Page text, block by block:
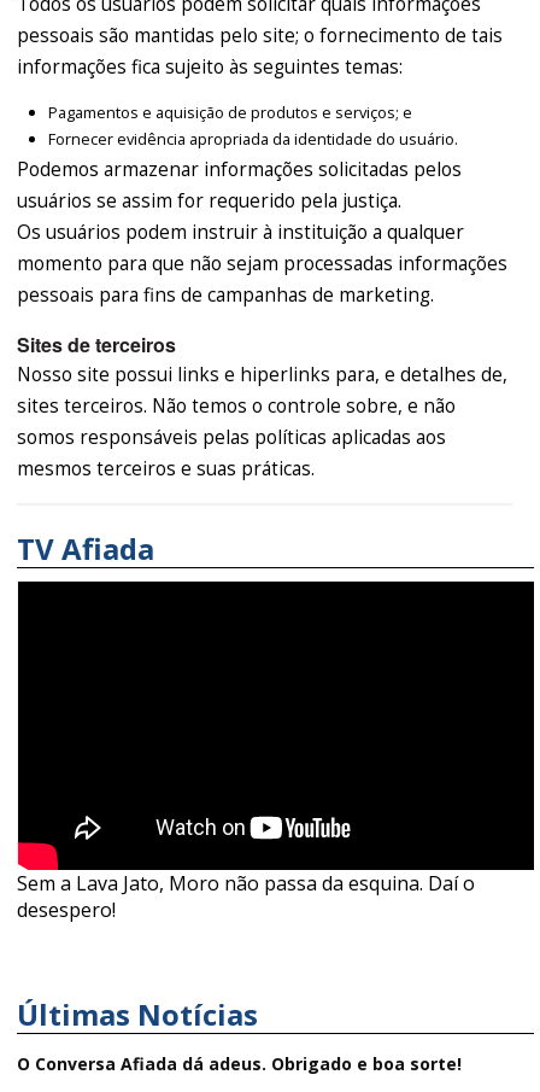
pessoais são mantidas pelo site; o fornecimento de tais
informações fica sujeito às seguintes temas:
Pagamentos e aquisição de produtos e serviços; e
Fornecer evidência apropriada da identidade do usuário.
Podemos armazenar informações solicitadas pelos
usuários se assim for requerido pela justiça.
Os usuários podem instruir à instituição a qualquer
momento para que não sejam processadas informações
pessoais para fins de campanhas de marketing.
Sites de terceiros
Nosso site possui links e hiperlinks para, e detalhes de,
sites terceiros. Não temos o controle sobre, e não
somos responsáveis pelas políticas aplicadas aos
mesmos terceiros e suas práticas.
TV Afiada
Sem a Lava Jato, Moro não passa da esquina. Daí o
desespero!
Últimas Notícias
O Conversa Afiada dá adeus. Obrigado e boa sorte!